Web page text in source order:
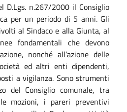
D.Lgs. n.267/2000 il Consiglio
per un periodo di 5 anni. Gli
al Sindaco e alla Giunta, al
fondamentali che devono
nonché all’azione delle
ed altri enti dipendenti,
a vigilanza. Sono strumenti
del Consiglio comunale, tra
mozioni, i pareri preventivi